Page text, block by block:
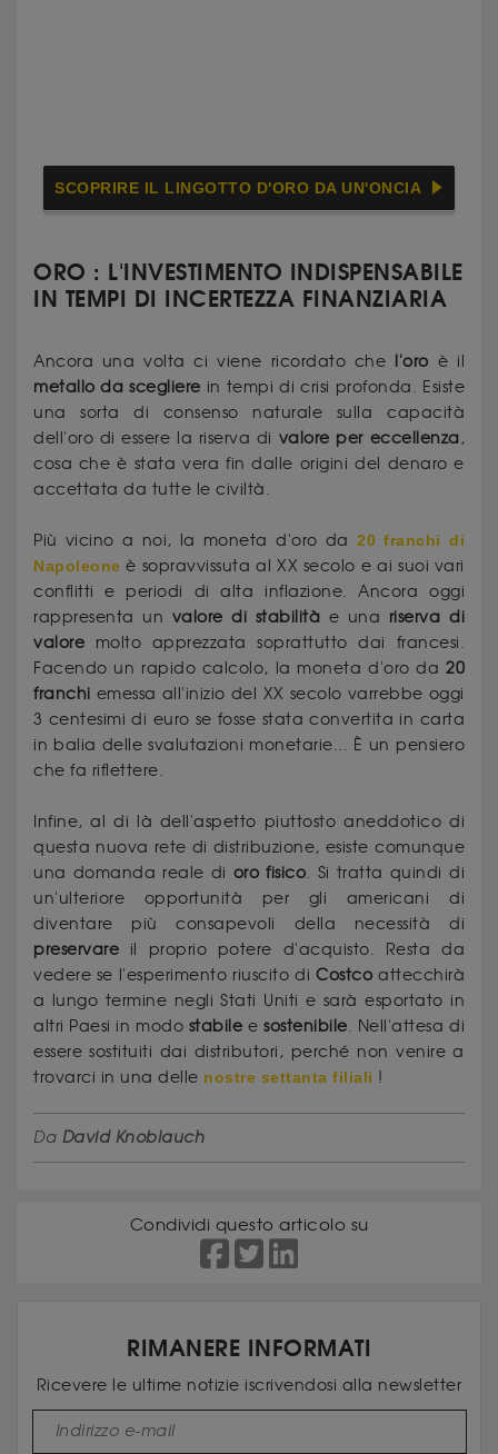
SCOPRIRE IL LINGOTTO D'ORO DA UN'ONCIA
ORO : L'INVESTIMENTO INDISPENSABILE
IN TEMPI DI INCERTEZZA FINANZIARIA
Ancora una volta ci viene ricordato che l'oro è il
metallo da scegliere in tempi di crisi profonda. Esiste
una sorta di consenso naturale sulla capacità
dell'oro di essere la riserva di valore per eccellenza,
cosa che è stata vera fin dalle origini del denaro e
accettata da tutte le civiltà.
Più vicino a noi, la moneta d'oro da 20 franchi di
Napoleone è sopravvissuta al XX secolo e ai suoi vari
conflitti e periodi di alta inflazione. Ancora oggi
rappresenta un valore di stabilità e una riserva di
valore molto apprezzata soprattutto dai francesi.
Facendo un rapido calcolo, la moneta d'oro da 20
franchi emessa all'inizio del XX secolo varrebbe oggi
3 centesimi di euro se fosse stata convertita in carta
in balia delle svalutazioni monetarie... È un pensiero
che fa riflettere.
Infine, al di là dell'aspetto piuttosto aneddotico di
questa nuova rete di distribuzione, esiste comunque
una domanda reale di oro fisico. Si tratta quindi di
un'ulteriore opportunità per gli americani di
diventare più consapevoli della necessità di
preservare il proprio potere d'acquisto. Resta da
vedere se l'esperimento riuscito diCostco attecchirà
a lungo termine negli Stati Uniti e sarà esportato in
altri Paesi in modo stabile esostenibile. Nell'attesa di
essere sostituiti dai distributori, perché non venire a
trovarci in una delle nostre settanta filiali !
Da David Knoblauch
Condividi questo articolo su
RIMANERE INFORMATI
Ricevere le ultime notizie iscrivendosi alla newsletter